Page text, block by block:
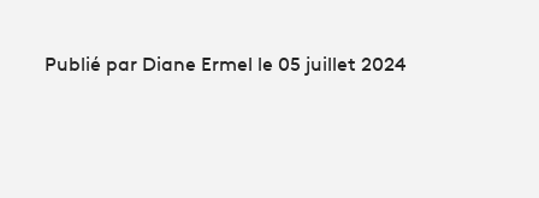
Publié par Diane Ermel le 05 juillet 2024